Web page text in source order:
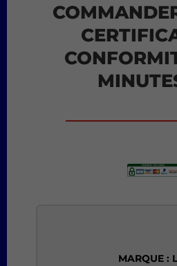
MARQUE :